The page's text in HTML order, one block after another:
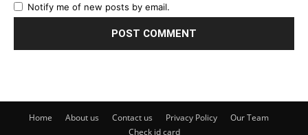
Notify me of new posts by email.
Home About us Contact us Privacy Policy
Our Team
Check id card